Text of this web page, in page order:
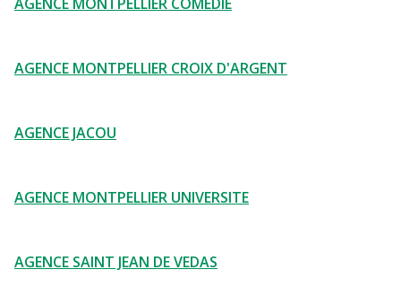
AGENCE MONTPELLIER CROIX D'ARGENT
AGENCE JACOU
AGENCE MONTPELLIER UNIVERSITE
AGENCE SAINT JEAN DE VEDAS